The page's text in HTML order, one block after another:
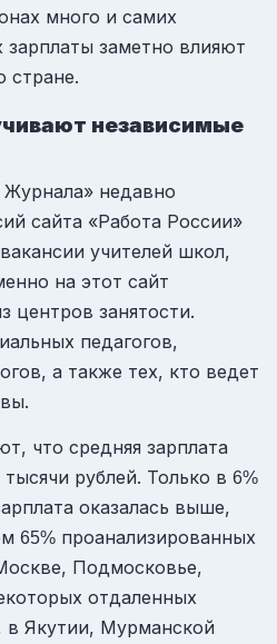
много и самих
зарплаты заметно влияют
стране.
независимые
недавно
сайта «Работа России»
учителей школ,
на этот сайт
центров занятости.
педагогов,
а также тех, кто ведет
что средняя зарплата
тысячи рублей. Только в 6%
оказалась выше,
65% проанализированных
Подмосковье,
отдаленных
Якутии, Мурманской